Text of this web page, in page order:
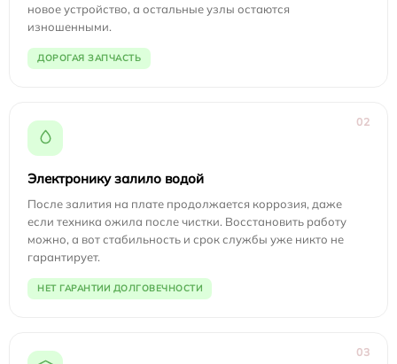
новое устройство, а остальные узлы остаются
изношенными.
ДОРОГАЯ ЗАПЧАСТЬ
02
Электронику залило водой
После залития на плате продолжается коррозия, даже
если техника ожила после чистки. Восстановить работу
можно, а вот стабильность и срок службы уже никто не
гарантирует.
НЕТ ГАРАНТИИ ДОЛГОВЕЧНОСТИ
03